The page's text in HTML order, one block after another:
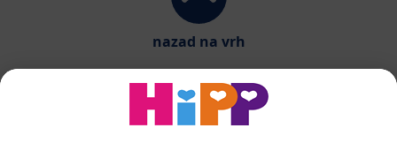
nazad na vrh